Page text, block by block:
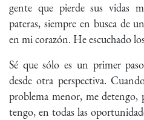
gente que pierde sus vidas
pateras, siempre en busca de
en mi corazón. He escuchado
Sé que sólo es un primer
desde otra perspectiva.
problema menor, me detengo,
tengo, en todas las